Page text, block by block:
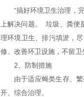
“搞好环境卫生治理，
上解决问题。 垃圾、粪
理环境卫生、排污填淤，
修、改善环卫设施，不留
2、防制措施
由于适应蝇类生存、
开、综合治理。